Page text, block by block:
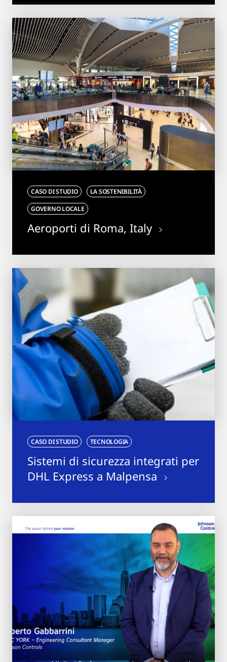
CASO DI STUDIO
LA SOSTENIBILITÀ
GOVERNO LOCALE
Aeroporti di Roma, Italy
CASO DI STUDIO TECNOLOGIA
Sistemi di sicurezza integrati per
DHL Express a Malpensa